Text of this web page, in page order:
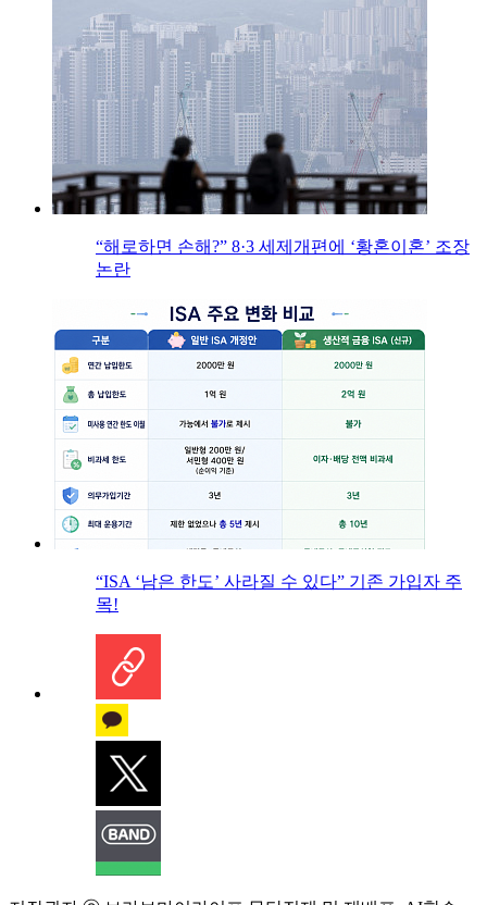
“해로하면 손해?” 8·3 세제개편에 ‘황혼이혼’ 조장
논란
“ISA ‘남은 한도’ 사라질 수 있다” 기존 가입자 주
목!